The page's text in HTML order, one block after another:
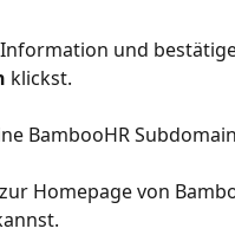
Information und
klickst.
BambooHR
Homepage von